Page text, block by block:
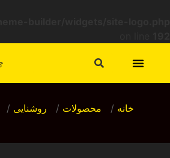
خانه / محصولات / روشنایی /